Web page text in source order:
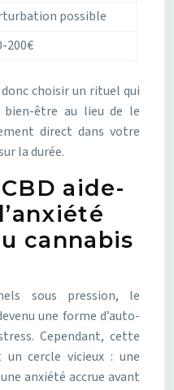
possible
200€
donc choisir un rituel qui
être au lieu de le
direct dans votre
la durée.
aide-
cannabis
sous pression, le
une forme d’auto-
Cependant, cette
cercle vicieux : une
anxiété accrue avant